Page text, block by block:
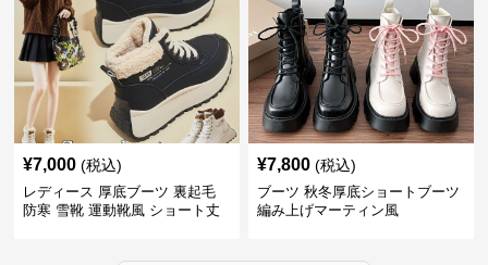
¥7,000 (税込)
レディース 厚底ブーツ 裏起毛
防寒 雪靴 運動靴風 ショート丈
¥7,800 (税込)
ブーツ 秋冬厚底ショートブーツ
編み上げマーティン風